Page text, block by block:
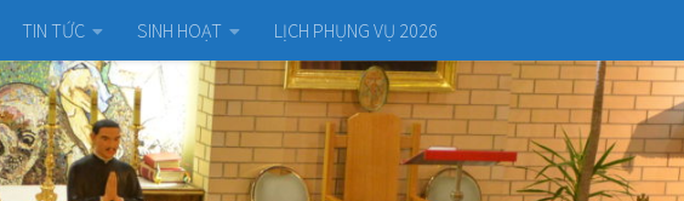
TIN TỨC SINH HOẠT LỊCH PHỤNG VỤ 2026